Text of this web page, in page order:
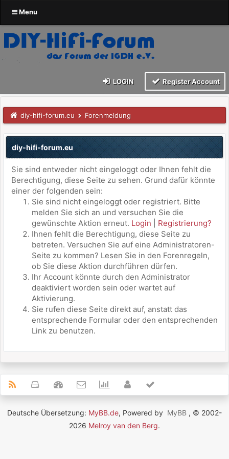
Menu
LOGIN Register Account
diy-hifi-forum.eu Forenmeldung
diy-hifi-forum.eu
Sie sind entweder nicht eingeloggt oder Ihnen fehlt die
Berechtigung, diese Seite zu sehen. Grund dafür könnte
einer der folgenden sein:
Sie sind nicht eingeloggt oder registriert. Bitte
melden Sie sich an und versuchen Sie die
gewünschte Aktion erneut. Login
Registrierung?
Ihnen fehlt die Berechtigung, diese Seite zu
betreten. Versuchen Sie auf eine Administratoren-
Seite zu kommen? Lesen Sie in den Forenregeln,
ob Sie diese Aktion durchführen dürfen.
Ihr Account könnte durch den Administrator
deaktiviert worden sein oder wartet auf
Aktivierung.
Sie rufen diese Seite direkt auf, anstatt das
entsprechende Formular oder den entsprechenden
Link zu benutzen.
Deutsche Übersetzung: MyBB.de, Powered by MyBB , © 2002-
2026 Melroy van den Berg.